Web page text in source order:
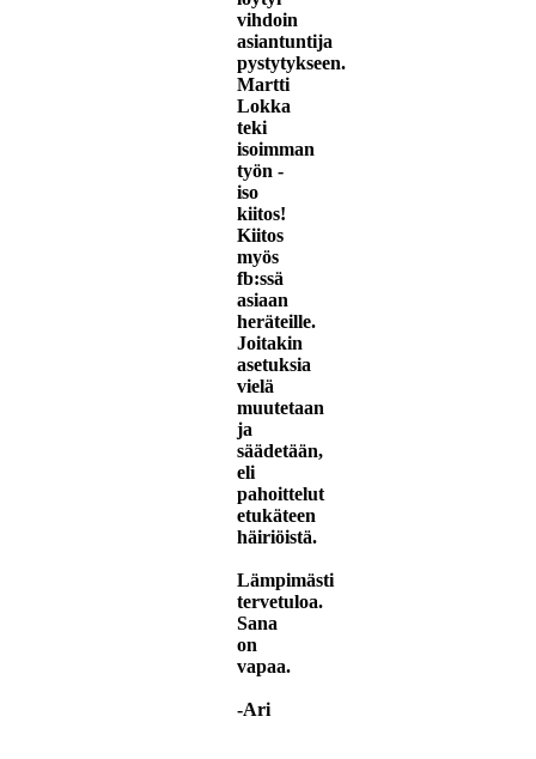
vihdoin
asiantuntija
pystytykseen.
Martti
Lokka
teki
isoimman
työn -
iso
kiitos!
Kiitos
myös
fb:ssä
asiaan
heräteille.
Joitakin
asetuksia
vielä
muutetaan
ja
säädetään,
eli
pahoittelut
etukäteen
häiriöistä.
Lämpimästi
tervetuloa.
Sana
on
vapaa.
-Ari